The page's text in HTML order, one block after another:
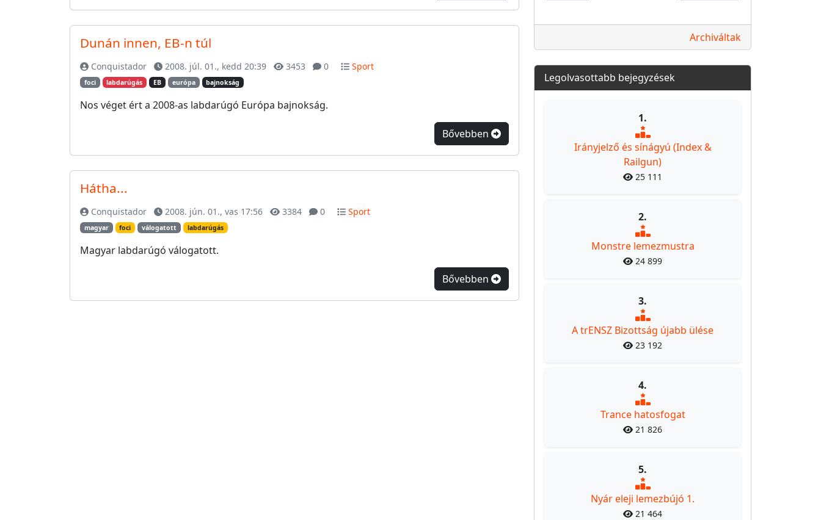
Dunán innen, EB-n túl
Conquistador 2008. júl. 01., kedd 20:39 3453 0 Sport
foci labdarúgás EB európa bajnokság
Nos véget ért a 2008-as labdarúgó Európa bajnokság.
Bővebben
Hátha...
Conquistador 2008. jún. 01., vas 17:56 3384 0 Sport
magyar foci válogatott labdarúgás
Magyar labdarúgó válogatott.
Bővebben
Archiváltak
Legolvasottabb bejegyzések
1.
Irányjelző és sínágyú (Index &
Railgun)
25 111
2.
Monstre lemezmustra
24 899
3.
A trENSZ Bizottság újabb ülése
23 192
4.
Trance hatosfogat
21 826
5.
Nyár eleji lemezbújó 1.
21 464